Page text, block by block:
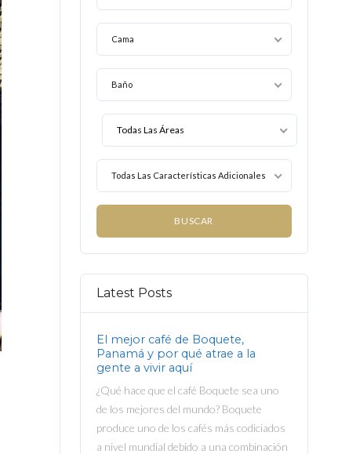
Cama
Baño
Todas Las Características Adicionales
Latest Posts
El mejor café de Boquete,
Panamá y por qué atrae a la
gente a vivir aquí
¿Qué hace que el café Boquete sea uno
de los mejores del mundo? Boquete
produce uno de los cafés más codiciados
a nivel mundial debido a una combinación